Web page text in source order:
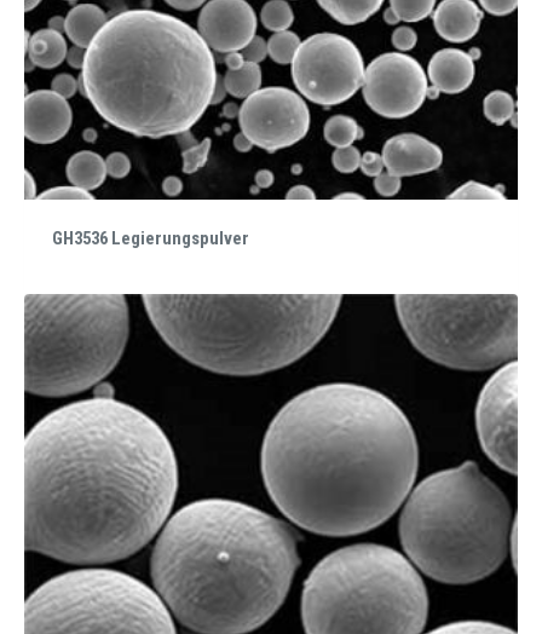
GH3536 Legierungspulver